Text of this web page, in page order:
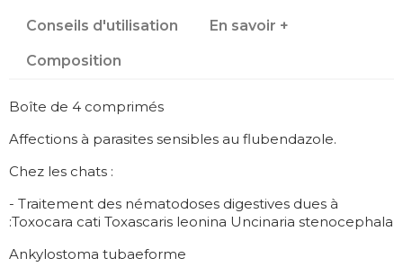
Conseils d'utilisation En savoir +
Composition
Boîte de 4 comprimés
Affections à parasites sensibles au flubendazole.
Chez les chats :
- Traitement des nématodoses digestives dues à
:Toxocara cati Toxascaris leonina Uncinaria stenocephala
Ankylostoma tubaeforme